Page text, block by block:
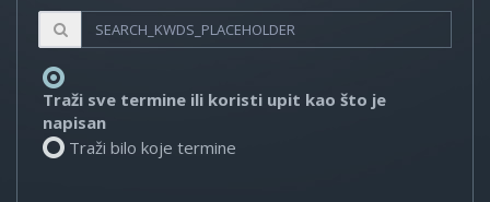
Traži sve termine ili koristi upit kao što je
napisan
Traži bilo koje termine